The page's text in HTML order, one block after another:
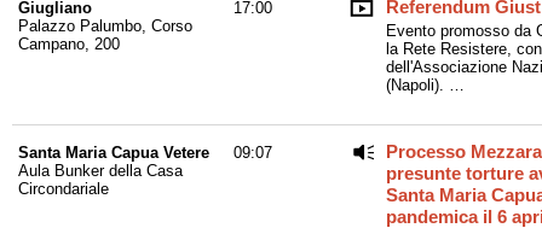
Giugliano
Palazzo Palumbo, Corso
Campano, 200
17:00 Referendum
Evento promosso da
la Rete Resistere,
dell'Associazione
(Napoli). …
Santa Maria Capua Vetere
Aula Bunker della Casa
Circondariale
09:07
Processo
presunte torture
Santa Maria
pandemica il 6